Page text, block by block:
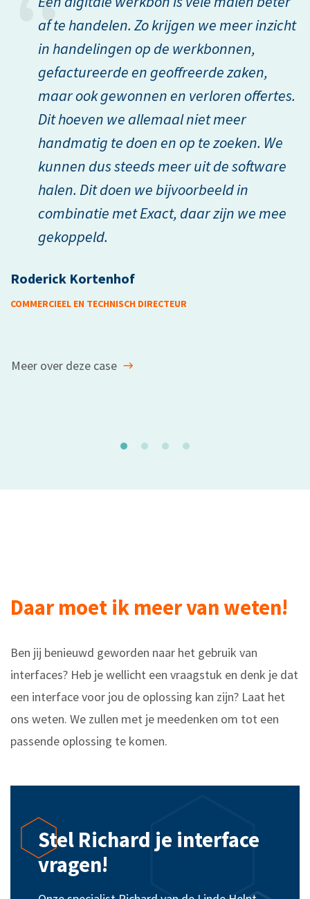
af te handelen. Zo krijgen we meer inzicht
in handelingen op de werkbonnen,
gefactureerde en geoffreerde zaken,
maar ook gewonnen en verloren offertes.
Dit hoeven we allemaal niet meer
handmatig te doen en op te zoeken. We
kunnen dus steeds meer uit de software
halen. Dit doen we bijvoorbeeld in
combinatie met Exact, daar zijn we mee
gekoppeld.
Roderick Kortenhof
COMMERCIEEL EN TECHNISCH DIRECTEUR
Meer over deze case
Daar moet ik meer van weten!
Ben jij benieuwd geworden naar het gebruik van
interfaces? Heb je wellicht een vraagstuk en denk je dat
een interface voor jou de oplossing kan zijn? Laat het
ons weten. We zullen met je meedenken om tot een
passende oplossing te komen.
Stel Richard je interface
vragen!